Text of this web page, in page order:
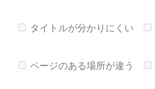
タイトルが分かりにくい
ページのある場所が違う